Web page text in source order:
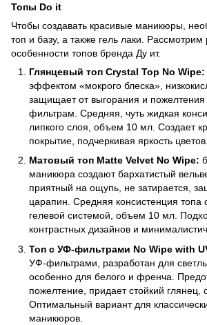
Топы Do it
Чтобы создавать красивые маникюры,
топ и базу, а также гель лаки. Рассмотрим
особенности топов бренда Ду ит.
Глянцевый топ Crystal Top No Wipe:
эффектом «мокрого блеска»,
защищает от выгорания и
фильтрам. Средняя, чуть жидкая
липкого слоя, объем 10 мл. Создает
покрытие, подчеркивая яркость цветов.
Матовый топ Matte Velvet No Wipe:
маникюра создают бархатистый
приятный на ощупь, не затирается,
царапин. Средняя консистенция топа
гелевой системой, объем 10 мл.
контрастных дизайнов и
Топ с УФ-фильтрами No Wipe with
УФ-фильтрами, разработан для
особенно для белого и френча.
пожелтение, придает стойкий глянец,
Оптимальный вариант для
маникюров.